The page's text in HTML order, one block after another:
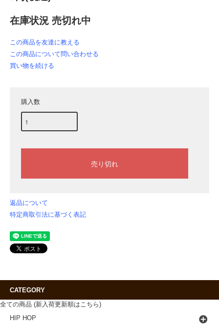
在庫状況 売切れ中
この商品を友達に教える
この商品について問い合わせる
買い物を続ける
購入数
返品について
特定商取引法に基づく表記
CATEGORY
全ての商品 (新入荷更新順はこちら)
HIP HOP